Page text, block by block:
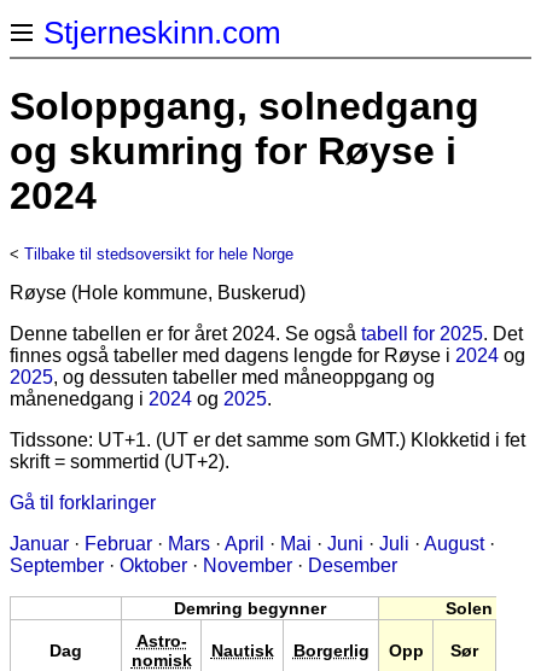
Stjerneskinn.com
Soloppgang, solnedgang
og skumring for Røyse i
2024
< Tilbake til stedsoversikt for hele Norge
Røyse (Hole kommune, Buskerud)
Denne tabellen er for året 2024. Se også tabell for 2025. Det
finnes også tabeller med dagens lengde for Røyse i 2024 og
2025, og dessuten tabeller med måneoppgang og
månenedgang i 2024 og 2025.
Tidssone: UT+1. (UT er det samme som GMT.) Klokketid i fet
skrift = sommertid (UT+2).
Gå til forklaringer
Januar · Februar · Mars · April · Mai · Juni · Juli · August·
September · Oktober · November · Desember
Demring begynner Solen
Dag
Astro-
nomisk
Nautisk Borgerlig Opp Sør